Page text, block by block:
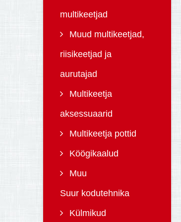
multikeetjad
Muud multikeetjad,
riisikeetjad ja
aurutajad
Multikeetja
aksessuaarid
Multikeetja pottid
Köögikaalud
Muu
Suur kodutehnika
Külmikud